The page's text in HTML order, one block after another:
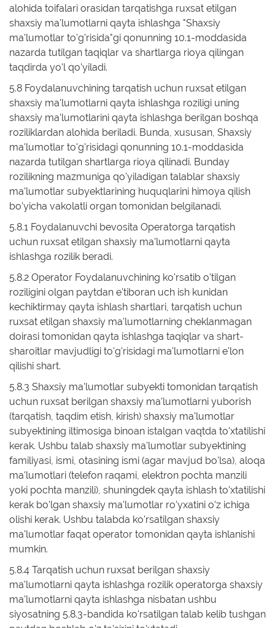
alohida toifalari orasidan tarqatishga ruxsat etilgan
shaxsiy ma'lumotlarni qayta ishlashga "Shaxsiy
ma'lumotlar to'g'risida"gi qonunning 10.1-moddasida
nazarda tutilgan taqiqlar va shartlarga rioya qilingan
taqdirda yo'l qo'yiladi.
5.8 Foydalanuvchining tarqatish uchun ruxsat etilgan
shaxsiy ma'lumotlarni qayta ishlashga roziligi uning
shaxsiy ma'lumotlarini qayta ishlashga berilgan boshqa
roziliklardan alohida beriladi. Bunda, xususan, Shaxsiy
ma'lumotlar to'g'risidagi qonunning 10.1-moddasida
nazarda tutilgan shartlarga rioya qilinadi. Bunday
rozilikning mazmuniga qo'yiladigan talablar shaxsiy
ma'lumotlar subyektlarining huquqlarini himoya qilish
bo'yicha vakolatli organ tomonidan belgilanadi.
5.8.1 Foydalanuvchi bevosita Operatorga tarqatish
uchun ruxsat etilgan shaxsiy ma'lumotlarni qayta
ishlashga rozilik beradi.
5.8.2 Operator Foydalanuvchining ko'rsatib o'tilgan
roziligini olgan paytdan e'tiboran uch ish kunidan
kechiktirmay qayta ishlash shartlari, tarqatish uchun
ruxsat etilgan shaxsiy ma'lumotlarning cheklanmagan
doirasi tomonidan qayta ishlashga taqiqlar va shart-
sharoitlar mavjudligi to'g'risidagi ma'lumotlarni e'lon
qilishi shart.
5.8.3 Shaxsiy ma'lumotlar subyekti tomonidan tarqatish
uchun ruxsat berilgan shaxsiy ma'lumotlarni yuborish
(tarqatish, taqdim etish, kirish) shaxsiy ma'lumotlar
subyektining iltimosiga binoan istalgan vaqtda to'xtatilishi
kerak. Ushbu talab shaxsiy ma'lumotlar subyektining
familiyasi, ismi, otasining ismi (agar mavjud bo'lsa), aloqa
ma'lumotlari (telefon raqami, elektron pochta manzili
yoki pochta manzili), shuningdek qayta ishlash to'xtatilishi
kerak bo'lgan shaxsiy ma'lumotlar ro'yxatini o'z ichiga
olishi kerak. Ushbu talabda ko'rsatilgan shaxsiy
ma'lumotlar faqat operator tomonidan qayta ishlanishi
mumkin.
5.8.4 Tarqatish uchun ruxsat berilgan shaxsiy
ma'lumotlarni qayta ishlashga rozilik operatorga shaxsiy
ma'lumotlarni qayta ishlashga nisbatan ushbu
siyosatning 5.8.3-bandida ko'rsatilgan talab kelib tushgan